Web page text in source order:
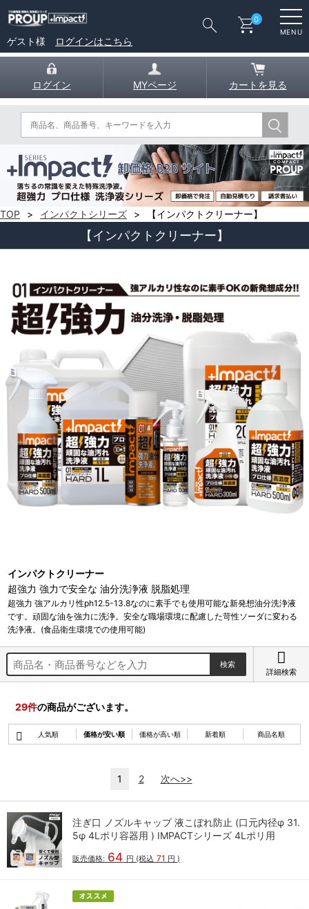
ログイン MYページ カートを見る
ゲスト様 ログインはこちら
MENU
search shopping_cart0
TOP インパクトシリーズ 【インパクトクリーナー】
【インパクトクリーナー】
インパクトクリーナー
超強力 強力で安全な 油分洗浄液 脱脂処理
超強力 強アルカリ性ph12.5-13.8なのに素手でも使用可能な新発想油分洗浄液
です。頑固な油を強力に洗浄。安全な職場環境に配慮した苛性ソーダに変わる
洗浄液。(食品衛生環境での使用可能)
詳細検索
29件の商品がございます。
人気順 価格が安い順 価格が高い順 新着順 商品名順
1 2 次へ>>
注ぎ口 ノズルキャップ 液こぼれ防止 (口元内径φ 31.
5φ 4Lポリ容器用 ) IMPACTシリーズ 4Lポリ用
販売価格: 64 円 (税込 71 円 )